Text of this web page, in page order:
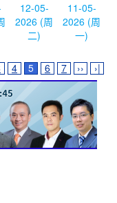
12-05-
2026 (周
二)
11-05-
2026 (周
一)
4 5 6 7 ›› ›|